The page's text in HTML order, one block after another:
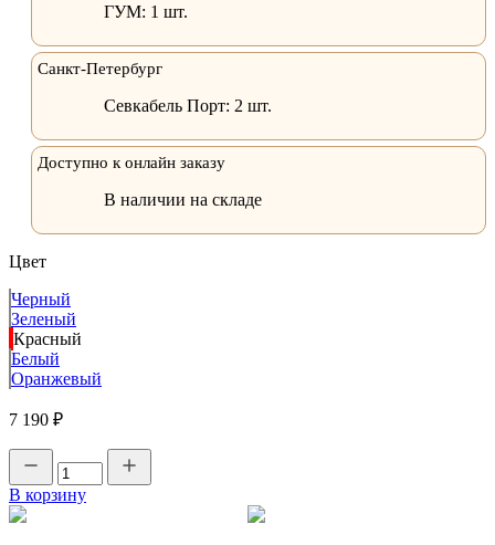
ГУМ: 1 шт.
Санкт-Петербург
Севкабель Порт: 2 шт.
Доступно к онлайн заказу
В наличии на складе
Цвет
Черный
Зеленый
Красный
Белый
Оранжевый
7 190 ₽
В корзину